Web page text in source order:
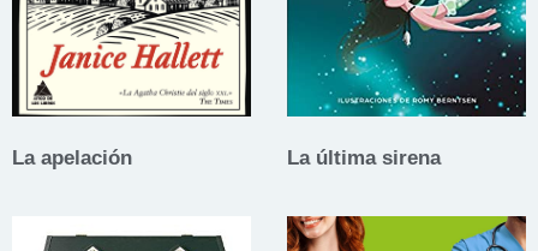
La apelación La última sirena